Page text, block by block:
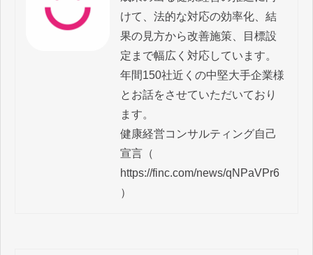
けて、法的な対応の効率化、結
果の見方から改善施策、目標設
定まで幅広く対応しています。
年間150社近くの中堅大手企業様
とお話をさせていただいており
ます。
健康経営コンサルティング自己
宣言（
https://finc.com/news/qNPaVPr6